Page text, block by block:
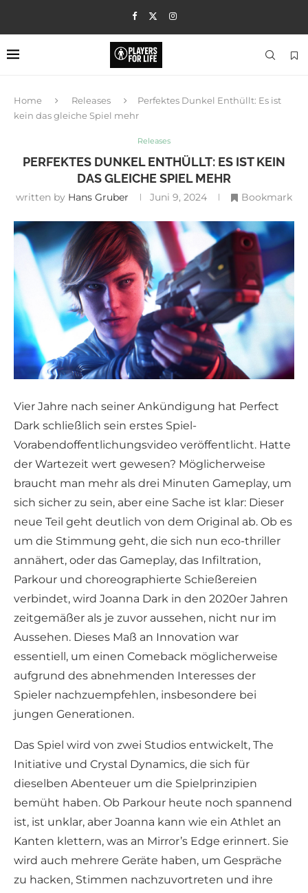
Home Releases
Perfektes Dunkel Enthüllt: Es ist
kein das gleiche Spiel mehr
Releases
PERFEKTES DUNKEL ENTHÜLLT: ES IST KEIN
DAS GLEICHE SPIEL MEHR
written by Hans Gruber Juni 9, 2024 Bookmark
Vier Jahre nach seiner Ankündigung hat Perfect
Dark schließlich sein erstes Spiel-
Vorabendoffentlichungsvideo veröffentlicht. Hatte
der Wartezeit wert gewesen? Möglicherweise
braucht man mehr als drei Minuten Gameplay, um
sich sicher zu sein, aber eine Sache ist klar: Dieser
neue Teil geht deutlich von dem Original ab. Ob es
um die Stimmung geht, die sich nun eco-thriller
annähert, oder das Gameplay, das Infiltration,
Parkour und choreographierte Schießereien
verbindet, wird Joanna Dark in den 2020er Jahren
zeitgemäßer als je zuvor aussehen, nicht nur im
Aussehen. Dieses Maß an Innovation war
essentiell, um einen Comeback möglicherweise
aufgrund des abnehmenden Interesses der
Spieler nachzuempfehlen, insbesondere bei
jungen Generationen.
Das Spiel wird von zwei Studios entwickelt, The
Initiative und Crystal Dynamics, die sich für
dieselben Abenteuer um die Spielprinzipien
bemüht haben. Ob Parkour heute noch spannend
ist, ist unklar, aber Joanna kann wie ein Athlet an
Kanten klettern, was an Mirror’s Edge erinnert. Sie
wird auch mehrere Geräte haben, um Gespräche
zu hacken, Stimmen nachzuvortreten und ihre